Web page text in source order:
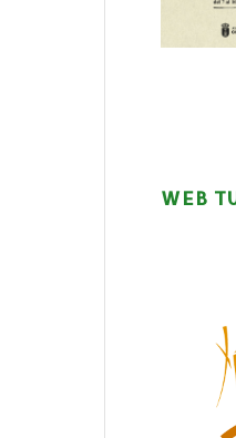
WEB